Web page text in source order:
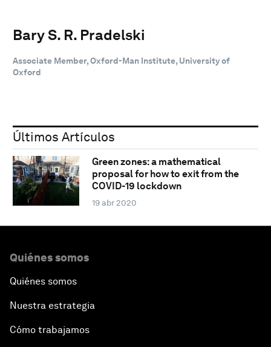
Bary S. R. Pradelski
Associate Member, Oxford-Man Institute, University of
Oxford
Últimos Artículos
Green zones: a mathematical
proposal for how to exit from the
COVID-19 lockdown
19 abr 2020
Quiénes somos
Quiénes somos
Nuestra estrategia
Cómo trabajamos